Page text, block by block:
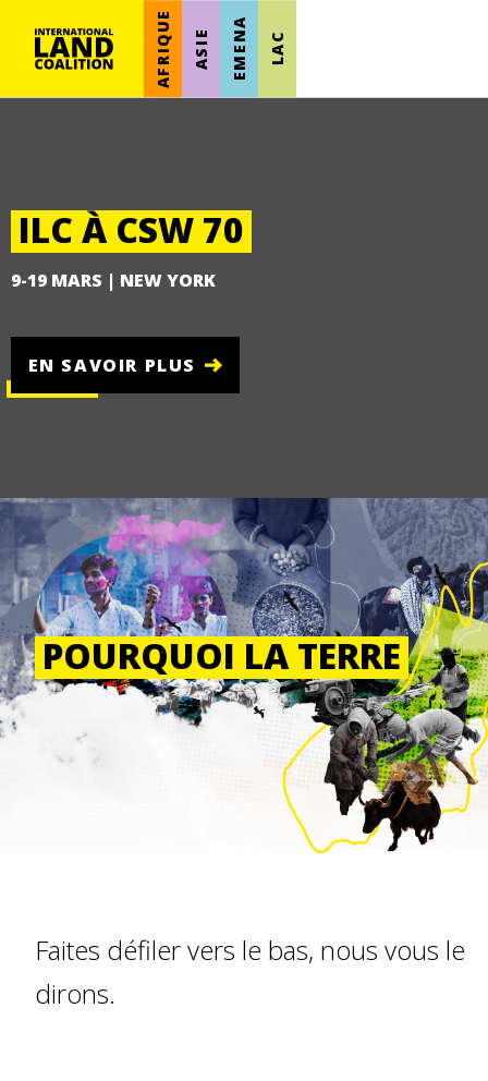
AFRIQUE ASIE EMENA LAC
ILC À CSW 70
9-19 MARS | NEW YORK
EN SAVOIR PLUS
POURQUOI LA TERRE
Faites défiler vers le bas, nous vous le
dirons.